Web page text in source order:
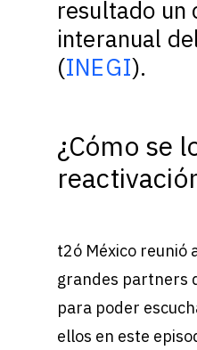
resultado un
interanual
(INEGI).
¿Cómo se
t2ó México reunió
grandes partners
para poder
ellos en este